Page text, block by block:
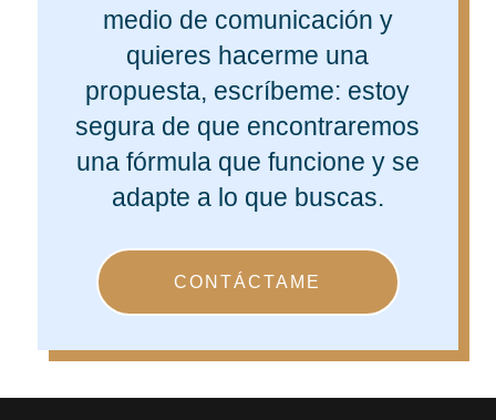
medio de comunicación y
quieres hacerme una
propuesta, escríbeme: estoy
segura de que encontraremos
una fórmula que funcione y se
adapte a lo que buscas.
CONTÁCTAME